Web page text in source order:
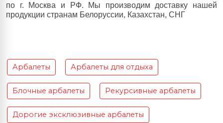
по г. Москва и РФ. Мы производим доставку нашей
продукции странам Белоруссии, Казахстан, СНГ
Арбалеты Арбалеты для отдыха
Блочные арбалеты Рекурсивные арбалеты
Дорогие эксклюзивные арбалеты